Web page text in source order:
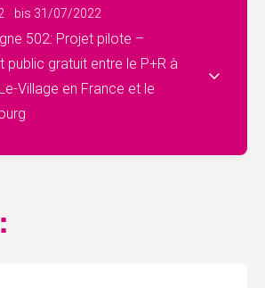
bis 31/07/2022
502: Projet pilote –
public gratuit entre le P+R à
Village en France et le